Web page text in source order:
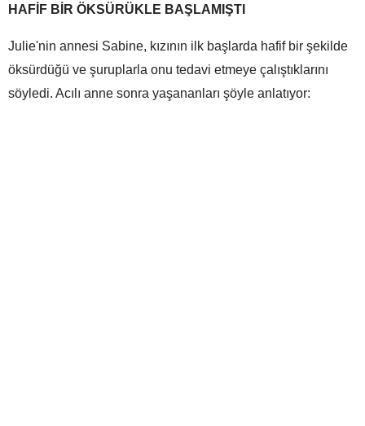
HAFİF BİR ÖKSÜRÜKLE BAŞLAMIŞTI
Julie'nin annesi Sabine, kızının ilk başlarda hafif bir şekilde
öksürdüğü ve şuruplarla onu tedavi etmeye çalıştıklarını
söyledi. Acılı anne sonra yaşananları şöyle anlatıyor: